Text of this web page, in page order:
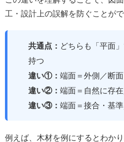
工・設計上の誤解を防ぐことがで
共通点： どちらも「平面
持つ
違い①：端面＝外側／断
違い②：端面＝自然に存
違い③：端面＝接合・基
例えば、木材を例にするとわかり